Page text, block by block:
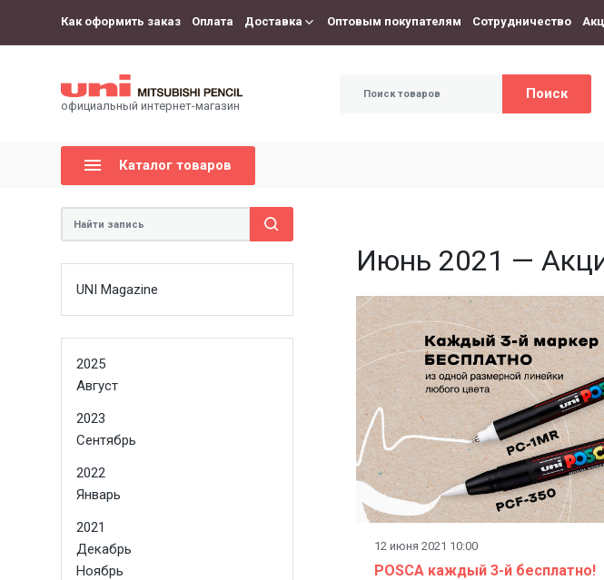
Как оформить заказ Оплата Доставка Оптовым покупателям Сотрудничество
официальный интернет-магазин
Поиск
Каталог товаров
UNI Magazine
2025
Август
2023
Сентябрь
2022
Январь
2021
Декабрь
Ноябрь
Июнь 2021 —
12 июня 2021 10:00
POSCA каждый 3-й бесплатно!